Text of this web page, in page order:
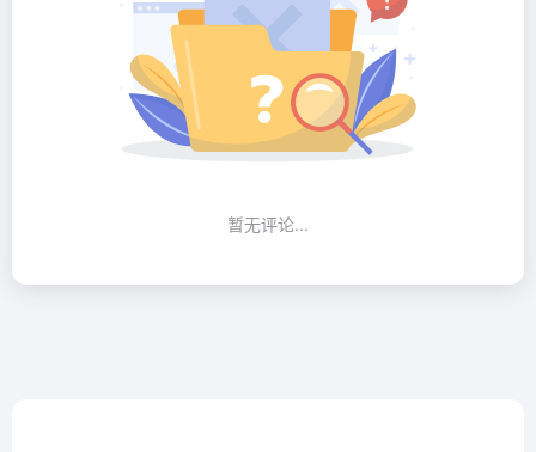
暂无评论...